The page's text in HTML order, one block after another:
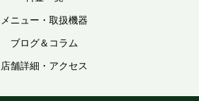
メニュー・取扱機器
ブログ＆コラム
店舗詳細・アクセス